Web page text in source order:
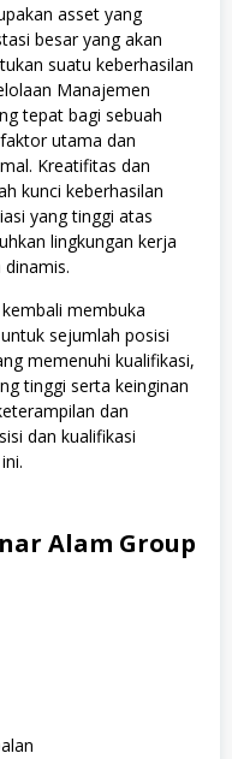
asset yang
besar yang akan
suatu keberhasilan
Manajemen
tepat bagi sebuah
utama dan
Kreatifitas dan
kunci keberhasilan
yang tinggi atas
lingkungan kerja
membuka
untuk sejumlah posisi
memenuhi kualifikasi,
tinggi serta keinginan
dan
dan kualifikasi
Alam Group